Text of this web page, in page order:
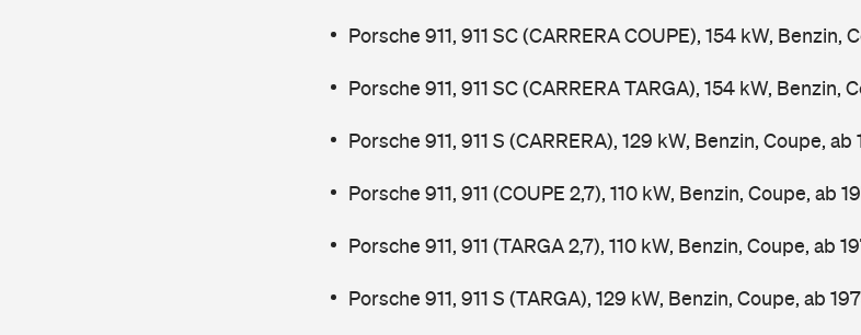
Porsche 911, 911 SC (CARRERA COUPE), 154 kW, Benzin,
Porsche 911, 911 SC (CARRERA TARGA), 154 kW, Benzin,
Porsche 911, 911 S (CARRERA), 129 kW, Benzin, Coupe, ab
Porsche 911, 911 (COUPE 2,7), 110 kW, Benzin, Coupe, ab
Porsche 911, 911 (TARGA 2,7), 110 kW, Benzin, Coupe, ab
Porsche 911, 911 S (TARGA), 129 kW, Benzin, Coupe, ab